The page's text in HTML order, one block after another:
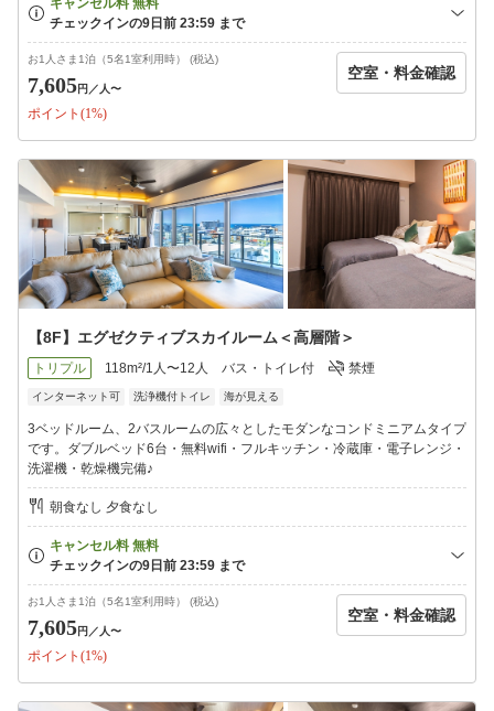
お1人さま1泊（5名1室利用時） (税込)
7,605円 ／人〜
ポイント(1%)
空室・料金確認
【8F】エグゼクティブスカイルーム＜高層階＞
トリプル 118m²/1人〜12人 バス・トイレ付 禁煙
インターネット可 洗浄機付トイレ 海が見える
3ベッドルーム、2バスルームの広々としたモダンなコンドミニアムタイプ
です。ダブルベッド6台・無料wifi・フルキッチン・冷蔵庫・電子レンジ・
洗濯機・乾燥機完備♪
朝食なし 夕食なし
お1人さま1泊（5名1室利用時） (税込)
7,605円 ／人〜
ポイント(1%)
空室・料金確認